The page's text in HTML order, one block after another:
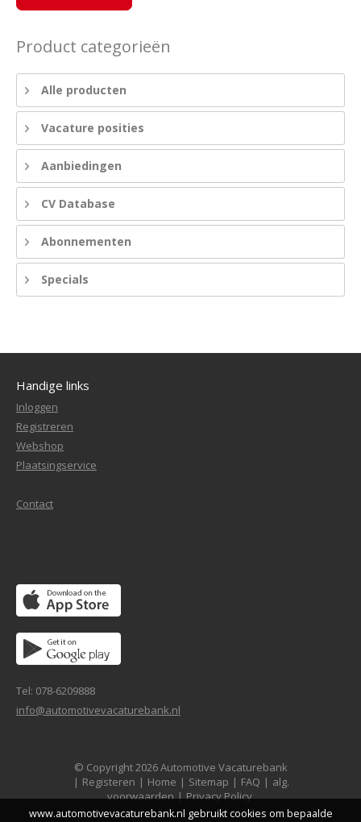
Product categorieën
Alle producten
Vacature posities
Aanbiedingen
CV Database
Abonnementen
Specials
Handige links
Inloggen
Registreren
Webshop
Plaatsingservice
Contact
Tel: 078-6209888
info@automotivevacaturebank.nl
© Copyright 2026 Automotive Vacaturebank
| Registeren | Home | Sitemap | FAQ | alg.
voorwaarden | Privacy Policy
www.automotivevacaturebank.nl gebruikt cookies om bepaalde